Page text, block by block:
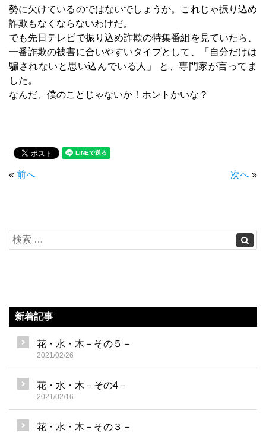
勢に欠けているのではないでしょうか。これじゃ振り込め
詐欺もなくならないわけだ。
でも先日テレビで振り込め詐欺の特集番組を見ていたら、
一番詐欺の被害に合いやすいタイプとして、「自分だけは
騙されないと思い込んでいる人」 と、専門家が言ってま
した。
なんだ、僕のことじゃないか！ホントかいな？
« 前へ 次へ »
新着記事
花・水・木－その５－
2021/02/26
花・水・木－その4－
2021/02/16
花・水・木－その３－